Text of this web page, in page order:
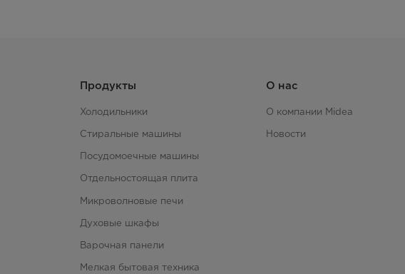
Габариты в мм(ШxГxВ)
Продукты
Холодильники
Стиральные машины
Посудомоечные машины
Отдельностоящая плита
Микроволновые печи
Духовые шкафы
Варочная панели
Мелкая бытовая техника
О нас
О компании Midea
Новости